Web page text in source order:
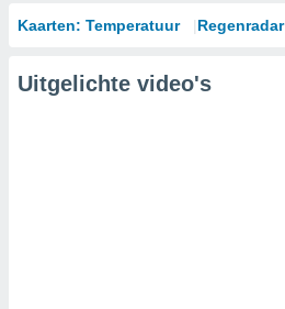
Kaarten: Temperatuur Regenradar
Uitgelichte video's